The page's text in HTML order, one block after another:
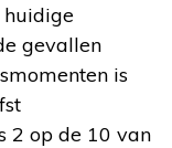
huidige
gevallen
is
2 op de 10 van